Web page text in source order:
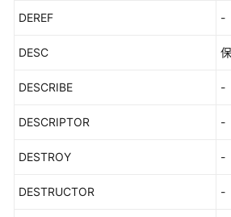
DEREF -
DESC
DESCRIBE -
DESCRIPTOR -
DESTROY -
DESTRUCTOR -